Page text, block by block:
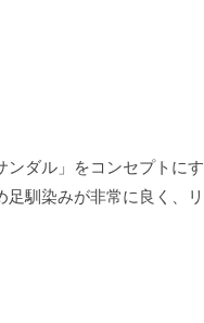
ンダル」をコンセプトに
馴染みが非常に良く、